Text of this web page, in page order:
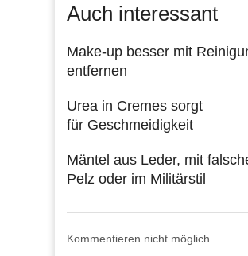
Auch interessant
Make-up besser mit
entfernen
Urea in Cremes sorgt
für Geschmeidigkeit
Mäntel aus Leder, mit
Pelz oder im Militärstil
Kommentieren nicht möglich